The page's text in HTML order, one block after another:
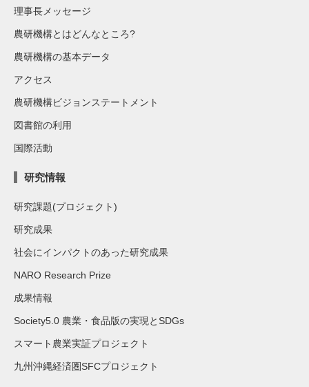
理事長メッセージ
農研機構とはどんなところ?
農研機構の基本データ
アクセス
農研機構ビジョンステートメント
図書館の利用
国際活動
研究情報
研究課題(プロジェクト)
研究成果
社会にインパクトのあった研究成果
NARO Research Prize
成果情報
Society5.0 農業・食品版の実現とSDGs
スマート農業実証プロジェクト
九州沖縄経済圏SFCプロジェクト